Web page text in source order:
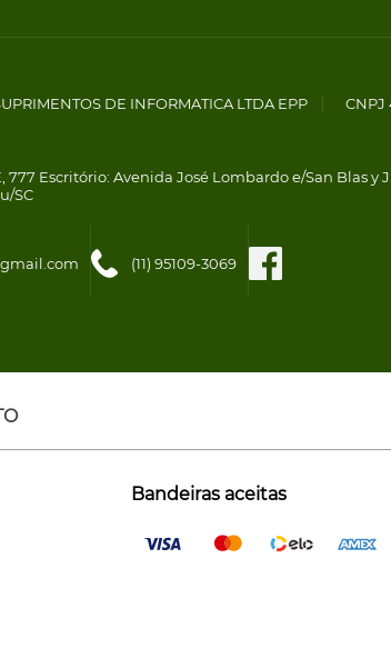
DE INFORMATICA LTDA EPP CNPJ
777 Escritório: Avenida José Lombardo e/San Blas
SC
(11) 95109-3069
Bandeiras aceitas